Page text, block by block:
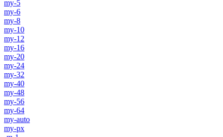
my-5
my-6
my-8
my-10
my-12
my-16
my-20
my-24
my-32
my-40
my-48
my-56
my-64
my-auto
my-px